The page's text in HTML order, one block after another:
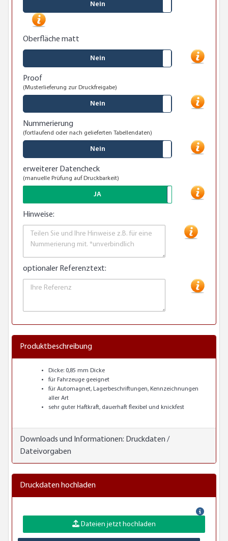
Nein
Oberfläche matt
Nein
Proof
(Musterlieferung zur Druckfreigabe)
Nein
Nummerierung
(fortlaufend oder nach gelieferten Tabellendaten)
Nein
erweiterer Datencheck
(manuelle Prüfung auf Druckbarkeit)
JA
Hinweise:
optionaler Referenztext:
Produktbeschreibung
Dicke: 0,85 mm Dicke
für Fahrzeuge geeignet
für Automagnet, Lagerbeschriftungen, Kennzeichnungen
aller Art
sehr guter Haftkraft, dauerhaft flexibel und knickfest
Downloads und Informationen: Druckdaten /
Dateivorgaben
Druckdaten hochladen
Dateien jetzt hochladen